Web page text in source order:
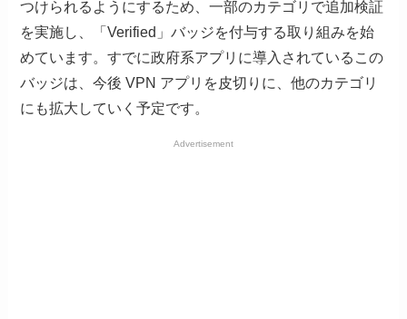
つけられるようにするため、一部のカテゴリで追加検証
を実施し、「Verified」バッジを付与する取り組みを始
めています。すでに政府系アプリに導入されているこの
バッジは、今後 VPN アプリを皮切りに、他のカテゴリ
にも拡大していく予定です。
Advertisement